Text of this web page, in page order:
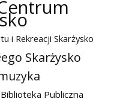
i Rekreacji Skarżysko
Skarżysko
Publiczna